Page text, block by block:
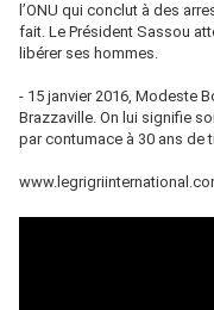
l’ONU qui conclut à des
fait. Le Président Sassou
libérer ses hommes.
- 15 janvier 2016, Modeste
Brazzaville. On lui signifie
par contumace à 30 ans de